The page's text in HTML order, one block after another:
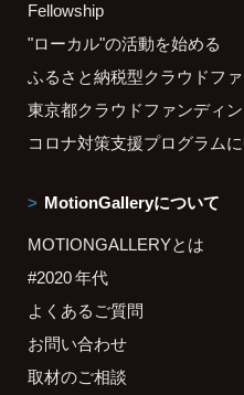
Fellowship
"ローカル"の活動を始める
ふるさと納税型クラウドフ
東京都クラウドファンディ
コロナ対策支援プログラム
MotionGalleryについて
MOTIONGALLERYとは
#2020 年代
よくあるご質問
お問い合わせ
取材のご相談